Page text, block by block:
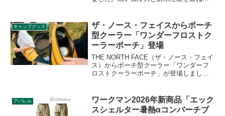
をレビューします。
キャンプグッズ
ザ・ノース・フェイスからポーチ
型クーラー「ワンダーフロストク
ーラーポーチ」登場
THE NORTH FACE（ザ・ノース・フェイ
ス）からポーチ型クーラー「ワンダーフ
ロストクーラーポーチ」が登場しまし
た状態で3本まで収納できます。フロント
にはファスナー付きポケットやデイジー
チェーンも搭載されています。詳細をレ
アパレル
ワークマン2026年新商品「エック
スシェルター暑熱αコンバーチブ